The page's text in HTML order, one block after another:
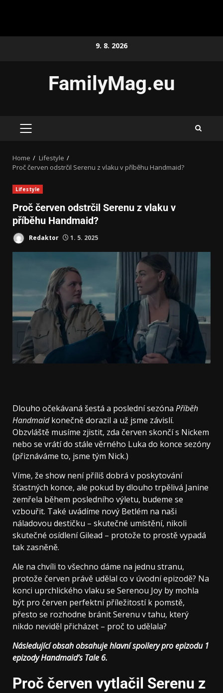
9. 8. 2026
FamilyMag.eu
Home
Lifestyle
Proč červen odstrčil Serenu z vlaku v příběhu Handmaid?
Lifestyle
Proč červen odstrčil Serenu z vlaku v
příběhu Handmaid?
Redaktor 1. 5. 2025
Dlouho očekávaná šestá a poslední sezóna Příběh
Handmaidkonečně dorazil a už jsme závislí.
Obzvláště musíme zjistit, zda červen skončí s Nickem
nebo se vrátí do stále věrného Luka do konce sezóny
(přiznáváme to, jsme tým Nick.)
Víme, že show není příliš dobrá v poskytování
šťastných konce, ale pokud by dlouho trpělivá Janine
zemřela během posledního výletu, budeme se
vzbouřit. Také uvádíme nový Betlém na naši
náladovou destičku – skutečné umístění, nikoli
skutečné osídlení Gilead – protože to prostě vypadá
tak zasněně.
Ale na chvíli to všechno dáme na jednu stranu,
protože červen právě udělal co v úvodní epizodě? Na
konci uprchlického vlaku se Serenou Joy by mohla
být pro červen perfektní příležitostí k pomstě,
přesto se rozhodne bránit Serenu v tahu, který
nikdo neviděl přicházet – proč to udělala?
Následující obsah obsahuje hlavní spoilery pro epizodu 1
epizody Handmaid’s Tale 6.
Proč červen vytlačil Serenu z